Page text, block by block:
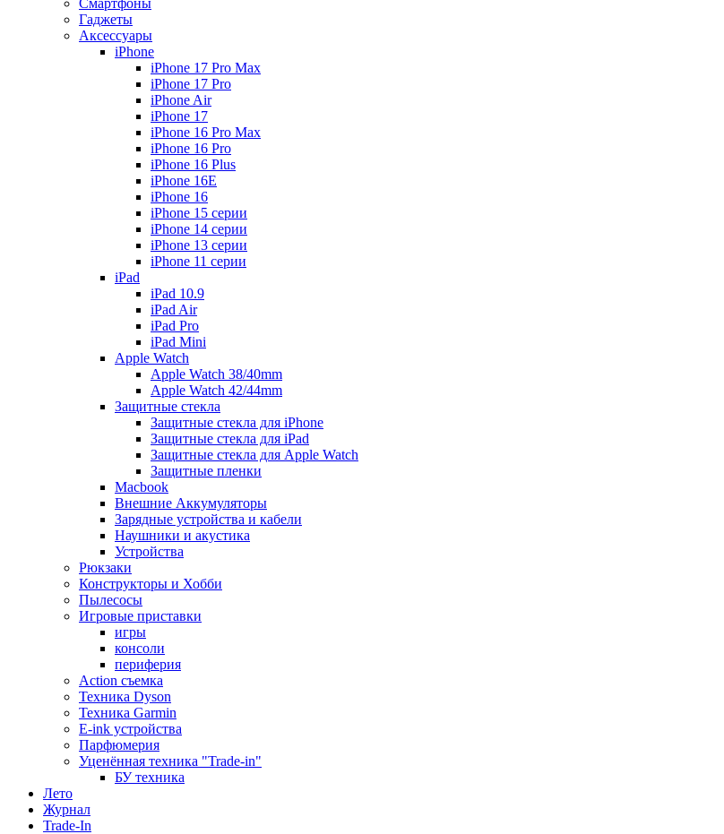
Смартфоны
Гаджеты
Аксессуары
iPhone
iPhone 17 Pro Max
iPhone 17 Pro
iPhone Air
iPhone 17
iPhone 16 Pro Max
iPhone 16 Pro
iPhone 16 Plus
iPhone 16E
iPhone 16
iPhone 15 серии
iPhone 14 серии
iPhone 13 серии
iPhone 11 серии
iPad
iPad 10.9
iPad Air
iPad Pro
iPad Mini
Apple Watch
Apple Watch 38/40mm
Apple Watch 42/44mm
Защитные стекла
Защитные стекла для iPhone
Защитные стекла для iPad
Защитные стекла для Apple Watch
Защитные пленки
Macbook
Внешние Аккумуляторы
Зарядные устройства и кабели
Наушники и акустика
Устройства
Рюкзаки
Конструкторы и Хобби
Пылесосы
Игровые приставки
игры
консоли
периферия
Action съемка
Техника Dyson
Техника Garmin
E-ink устройства
Парфюмерия
Уценённая техника "Trade-in"
БУ техника
Лето
Журнал
Trade-In